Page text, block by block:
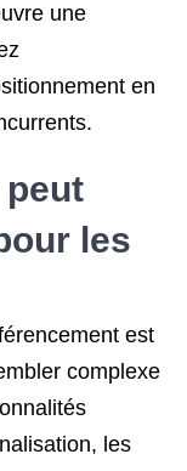
une
en
les
est
complexe
les